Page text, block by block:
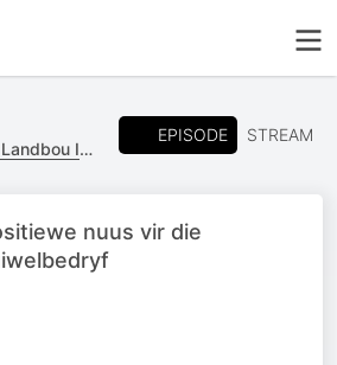
Insetsels
EPISODE STREAM
nuus vir die